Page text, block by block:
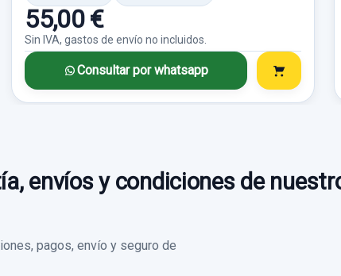
55,00 €
Sin IVA, gastos de envío no incluidos.
Consultar por whatsapp
envíos y condiciones de
pagos, envío y seguro de